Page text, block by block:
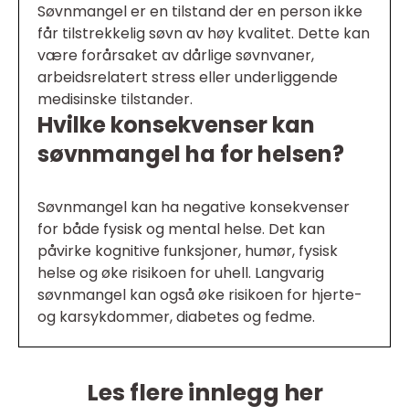
Søvnmangel er en tilstand der en person ikke
får tilstrekkelig søvn av høy kvalitet. Dette kan
være forårsaket av dårlige søvnvaner,
arbeidsrelatert stress eller underliggende
medisinske tilstander.
Hvilke konsekvenser kan
søvnmangel ha for helsen?
Søvnmangel kan ha negative konsekvenser
for både fysisk og mental helse. Det kan
påvirke kognitive funksjoner, humør, fysisk
helse og øke risikoen for uhell. Langvarig
søvnmangel kan også øke risikoen for hjerte-
og karsykdommer, diabetes og fedme.
Les flere innlegg her